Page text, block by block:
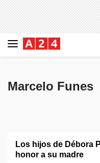
Marcelo Funes
Los hijos de Débora
honor a su madre